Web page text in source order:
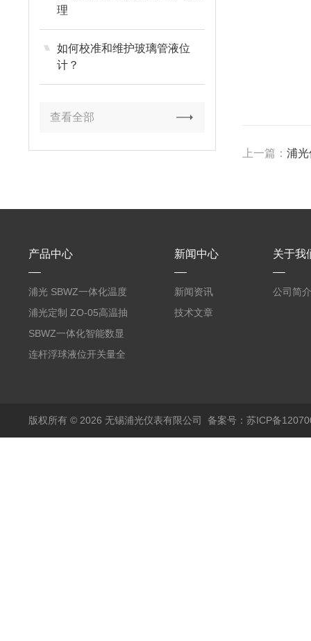
理
如何校准和维护玻璃管液位
计？
查看全部
上一篇：浦光
产品中心
浦光 SBWZ一体化温度
变送器传感器 防爆热电
阻PT100 数显远传4-
20mA2
浦光定制 ZO-05高温抽
气式氧化锆分析仪 防爆
耐腐蚀检测仪
SBWZ一体化智能数显
温度变送器传感器防爆
连杆浮球液位开关量全
新闻中心
新闻资讯
技术文章
关于我
公司简介
版权所有 © 2026 无锡浦光仪表有限公司 备案号：苏ICP备